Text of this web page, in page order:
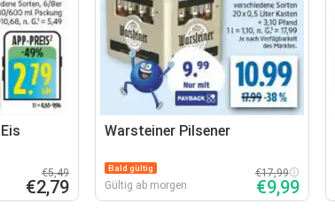
€5,49
€2,79
Warsteiner Pilsener
Bald gültig
Gültig ab morgen
€17,99
€9,99